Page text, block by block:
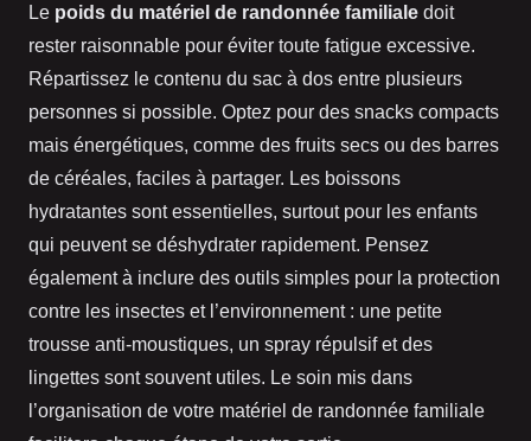
Le poids du matériel de randonnée familiale doit
rester raisonnable pour éviter toute fatigue excessive.
Répartissez le contenu du sac à dos entre plusieurs
personnes si possible. Optez pour des snacks compacts
mais énergétiques, comme des fruits secs ou des barres
de céréales, faciles à partager. Les boissons
hydratantes sont essentielles, surtout pour les enfants
qui peuvent se déshydrater rapidement. Pensez
également à inclure des outils simples pour la protection
contre les insectes et l’environnement : une petite
trousse anti-moustiques, un spray répulsif et des
lingettes sont souvent utiles. Le soin mis dans
l’organisation de votre matériel de randonnée familiale